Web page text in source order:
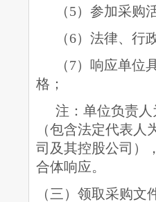
（5）参加采购
（6）法律、行
（7） 响应单位
格 ；
注：单位负责
（包含法定代表
司及其控股公司）
合体响应。
（三 ）领取采购文